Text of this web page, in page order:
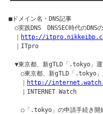
■ドメイン名・DNS記事
○実践DNS　DNSSEC時代のDNS
http://
｜ITpro
▼東京都、新gTLD「.tokyo」運
○東京都、新gTLD「.tokyo」
http://
｜INTERNET Watch
○「.tokyo」の申請手続き開